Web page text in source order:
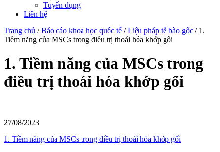
Tuyển dụng
Liên hệ
Trang chủ /Báo cáo khoa học quốc tế /Liệu pháp tế bào gốc / 1.
Tiềm năng của MSCs trong điều trị thoái hóa khớp gối
1. Tiềm năng của MSCs trong
điều trị thoái hóa khớp gối
27/08/2023
1. Tiềm năng của MSCs trong điều trị thoái hóa khớp gối